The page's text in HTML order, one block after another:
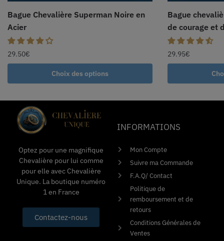
Bague Chevalière Superman Noire en
Acier
29.50€
Choix des options
Bague
de courage et
29.95€
Optez pour une magnifique
Chevalière pour lui comme
pour elle avec Chevalière
Unique. La boutique numéro
1 en France
Contactez-nous
INFORMATIONS
Mon Compte
Suivre ma Commande
F.A.Q/ Contact
Politique de
remboursement et de
retours
Conditions Générales de
Ventes